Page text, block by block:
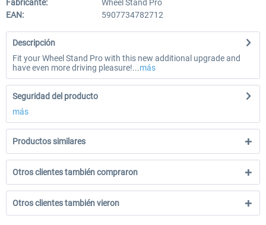
Fabricante:
Wheel Stand Pro
EAN:
5907734782712
Descripción
Fit your Wheel Stand Pro with this new additional upgrade and
have even more driving pleasure!...más
Seguridad del producto
más
Productos similares
Otros clientes también compraron
Otros clientes también vieron